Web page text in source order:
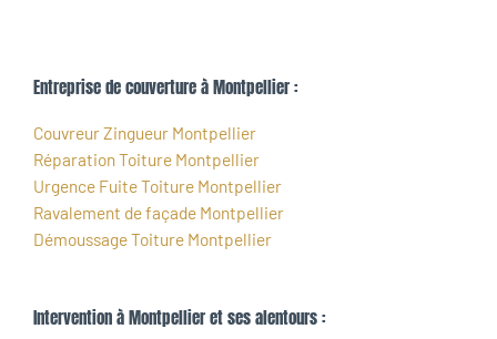
Entreprise de couverture à Montpellier :
Couvreur Zingueur Montpellier
Réparation Toiture Montpellier
Urgence Fuite Toiture Montpellier
Ravalement de façade Montpellier
Démoussage Toiture Montpellier
Intervention à Montpellier et ses alentours :